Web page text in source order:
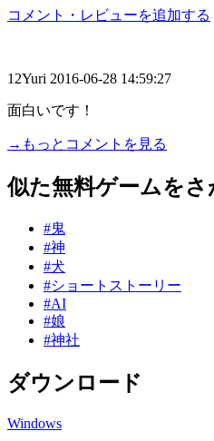
コメント・レビューを追加する
12Yuri 2016-06-28 14:59:27
面白いです！
→もっとコメントを見る
似た無料ゲームをさ
#鬼
#神
#犬
#ショートストーリー
#AI
#娘
#神社
ダウンロード
Windows